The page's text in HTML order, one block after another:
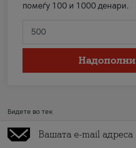
помеѓу 100 и 1000 денари.
Надополни
Бидете во тек